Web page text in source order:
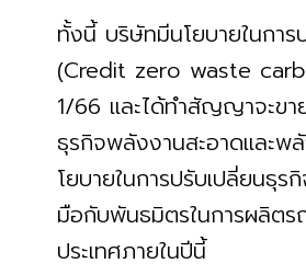
ทั้งนี้ บริษัทมีนโยบายในกา
(Credit zero waste
1/66 และได้ทำสัญญาจะข
ธุรกิจพลังงานสะอาดและพ
โยบายในการปรับเปลี่ยนธุ
มือกับพันธมิตรในการผลิตร
ประเทศภายในปีนี้